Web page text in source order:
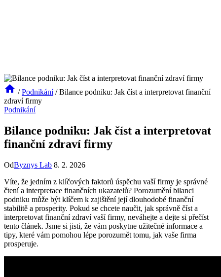
/ Podnikání / Bilance podniku: Jak číst a interpretovat finanční
zdraví firmy
Podnikání
Bilance podniku: Jak číst a interpretovat
finanční zdraví firmy
OdByznys Lab 8. 2. 2026
Víte, že jedním z klíčových faktorů úspěchu vaší firmy je správné
čtení a interpretace finančních ukazatelů? Porozumění bilanci
podniku může být klíčem k zajištění její dlouhodobé finanční
stabilitě a prosperity. Pokud se chcete naučit, jak správně číst a
interpretovat finanční zdraví vaší firmy, neváhejte a dejte si přečíst
tento článek. Jsme si jisti, že vám poskytne užitečné informace a
tipy, které vám pomohou lépe porozumět tomu, jak vaše firma
prosperuje.